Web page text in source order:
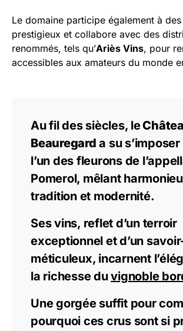
Le domaine participe également à
prestigieux et collabore avec des
renommés, tels qu’Ariès Vins, pour
accessibles aux amateurs du monde
Au fil des siècles, le
Beauregard a su
l’un des fleurons de
Pomerol, mêlant
tradition et modernité.
Ses vins, reflet d’un terroir
exceptionnel et d’un
méticuleux, incarnent
la richesse duvignoble
Une gorgée suffit pour
pourquoi ces crus sont si